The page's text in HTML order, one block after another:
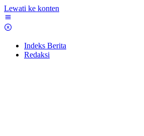
Lewati ke konten
Indeks Berita
Redaksi